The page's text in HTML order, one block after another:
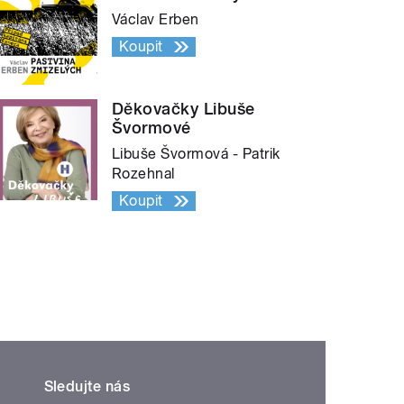
Václav Erben
Koupit
Děkovačky Libuše
Švormové
Libuše Švormová - Patrik
Rozehnal
Koupit
Sledujte nás